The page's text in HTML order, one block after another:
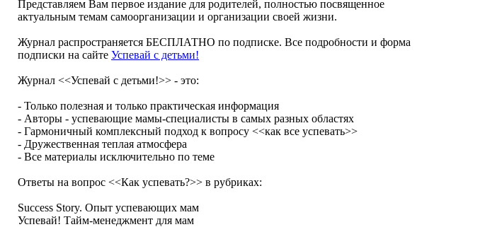
Представляем Вам первое издание для родителей, полностью посвященное
актуальным темам самоорганизации и организации своей жизни.
Журнал распространяется БЕСПЛАТНО по подписке. Все подробности и форма
подписки на сайте Успевай с детьми!
Журнал <<Успевай с детьми!>> - это:
- Только полезная и только практическая информация
- Авторы - успевающие мамы-специалисты в самых разных областях
- Гармоничный комплексный подход к вопросу <<как все успевать>>
- Дружественная теплая атмосфера
- Все материалы исключительно по теме
Ответы на вопрос <<Как успевать?>> в рубриках:
Success Story. Опыт успевающих мам
Успевай! Тайм-менеджмент для мам